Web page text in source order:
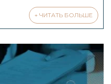
+ ЧИТАТЬ БОЛЬШЕ